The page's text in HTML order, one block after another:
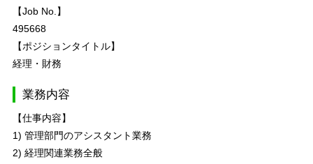
【Job No.】
495668
【ポジションタイトル】
経理・財務
業務内容
【仕事内容】
1) 管理部門のアシスタント業務
2) 経理関連業務全般